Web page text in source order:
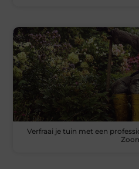
Verfraai je tuin met een